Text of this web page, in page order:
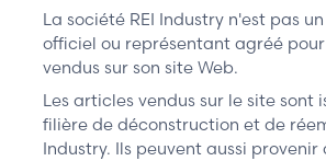
La société REI Industry n'est pas
officiel ou représentant agréé
vendus sur son site Web.
Les articles vendus sur le site sont
filière de déconstruction et de
Industry. Ils peuvent aussi provenir